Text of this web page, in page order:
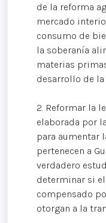
de la reforma
mercado
consumo de
la soberanía
materias
desarrollo de
2. Reformar la
elaborada por
para aumentar
pertenecen a
verdadero
determinar si
compensado
otorgan a la